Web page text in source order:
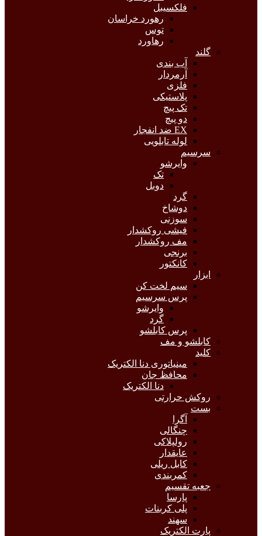
فلکسیبل
رهورد خراسان
توس
رهاورد
گلند
آب بندی
آرمردار
فلزی
پلاستیکی
تک پیچ
دو پیچ
EX ضد انفجار
لوله تابلویی
سرسیم
وایرشو
تک
دوبل
گرد
دوشاخ
سوزنی
فیشی روکشدار
مف روکشدار
برنجی
کانکتور
ابزار
سیم لخت کن
پرس سرسیم
وایرشو
گرد
پرس کابلشو
کابلشو و مف
کلید
مینیاتوری دنا الکتریک
محافظ جان
دنا الکتریک
روکش حرارتی
بست
آگرا
چنگالی
رولپلاکی
عایقدار
کابل ریلی
کمربندی
جعبه تقسیم
پارسا
پلی کربنات
سهند
پارت الکتریک